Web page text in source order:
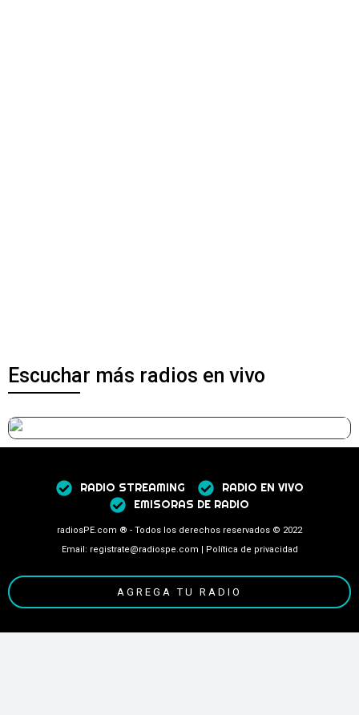
Escuchar más radios en vivo
RADIO STREAMING
RADIO EN VIVO
EMISORAS DE RADIO
radiosPE.com ® - Todos los derechos reservados © 2022
Email: registrate@radiospe.com | Política de privacidad
AGREGA TU RADIO